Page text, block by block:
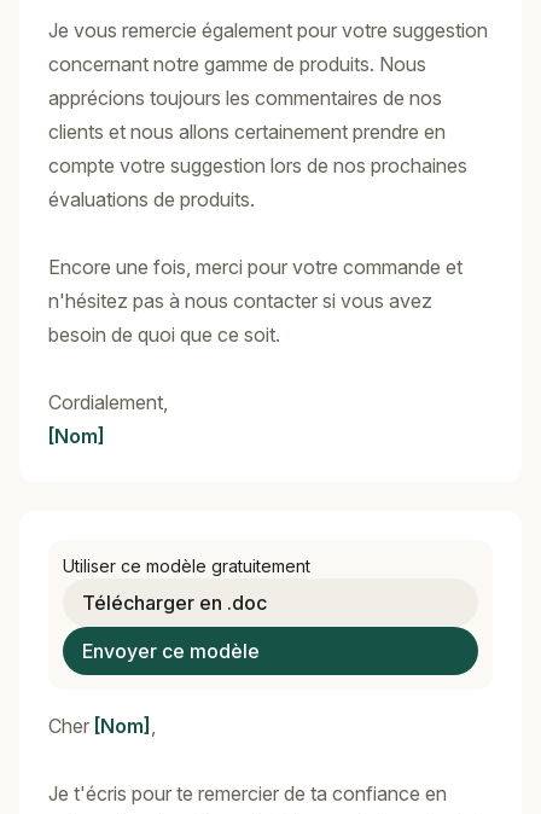
Je vous remercie également pour votre suggestion
concernant notre gamme de produits. Nous
apprécions toujours les commentaires de nos
clients et nous allons certainement prendre en
compte votre suggestion lors de nos prochaines
évaluations de produits.
Encore une fois, merci pour votre commande et
n'hésitez pas à nous contacter si vous avez
besoin de quoi que ce soit.
Cordialement,
[Nom]
Utiliser ce modèle gratuitement
Télécharger en .doc
Envoyer ce modèle
Cher [Nom] ,
Je t'écris pour te remercier de ta confiance en